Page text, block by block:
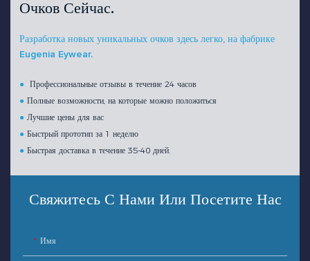
Очков Сейчас.
Разработка новых уникальных очков здесь легко, на фабрике
Eugenia Eywear.
● Профессиональные отзывы в течение 24 часов
●Полные возможности, на которые можно положиться
●Лучшие цены для вас
●Быстрый прототип за 1 неделю
●Быстрая доставка в течение 35-40 дней.
Свяжитесь С Нами Или Посетите Нас
Имя